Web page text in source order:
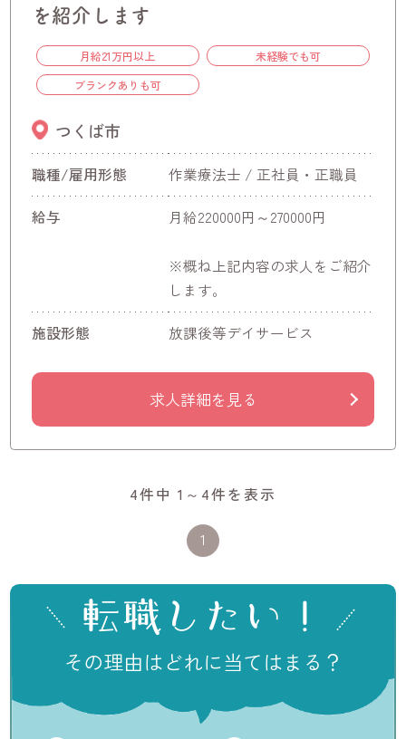
を紹介します
月給21万円以上
未経験でも可
ブランクありも可
つくば市
職種/雇用形態 作業療法士 / 正社員・正職員
給与 月給220000円～270000円
※概ね上記内容の求人をご紹介
します。
施設形態 放課後等デイサービス
求人詳細を見る
4件中 1～4件を表示
1
転職したい！
その理由はどれに当てはまる？